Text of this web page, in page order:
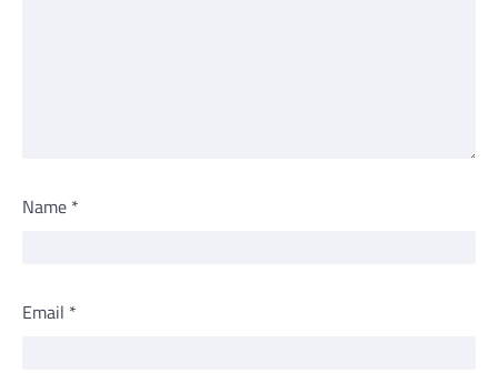
Name *
Email *